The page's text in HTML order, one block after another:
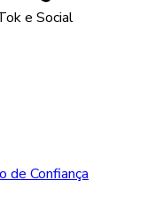
e Social
de Confiança